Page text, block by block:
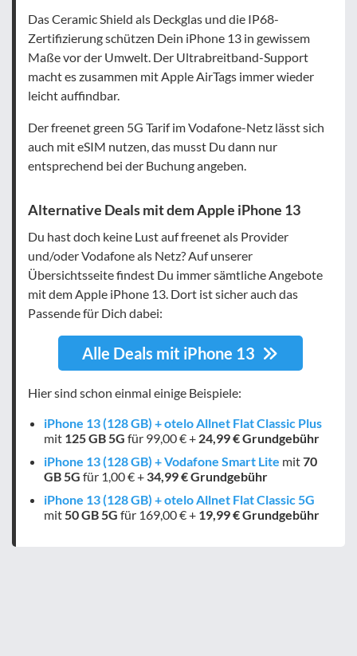
Das Ceramic Shield als Deckglas und die IP68-
Zertifizierung schützen Dein iPhone 13 in gewissem
Maße vor der Umwelt. Der Ultrabreitband-Support
macht es zusammen mit Apple AirTags immer wieder
leicht auffindbar.
Der freenet green 5G Tarif im Vodafone-Netz lässt sich
auch mit eSIM nutzen, das musst Du dann nur
entsprechend bei der Buchung angeben.
Alternative Deals mit dem Apple iPhone 13
Du hast doch keine Lust auf freenet als Provider
und/oder Vodafone als Netz? Auf unserer
Übersichtsseite findest Du immer sämtliche Angebote
mit dem Apple iPhone 13. Dort ist sicher auch das
Passende für Dich dabei:
Alle Deals mit iPhone 13
Hier sind schon einmal einige Beispiele:
iPhone 13 (128 GB) + otelo Allnet Flat Classic Plus
mit 125 GB5G für 99,00 € + 24,99 € Grundgebühr
iPhone 13 (128 GB) + Vodafone Smart Lite mit70
GB5G für 1,00 € + 34,99 € Grundgebühr
iPhone 13 (128 GB) + otelo Allnet Flat Classic 5G
mit50 GB5G für 169,00 € + 19,99 € Grundgebühr